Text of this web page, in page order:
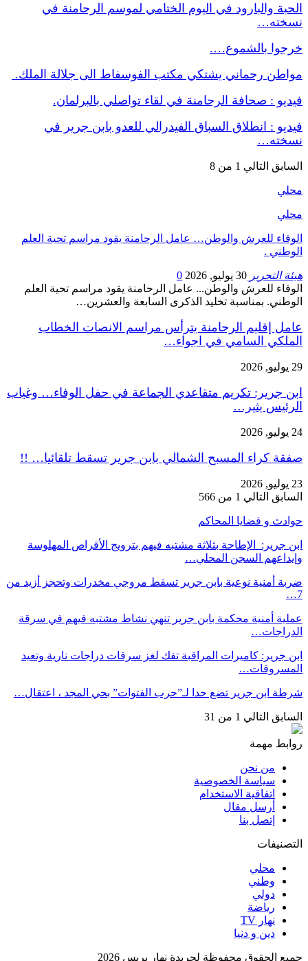
الحبة والبارود في اليوم الختامي لموسم الرحامنة في
نسخته…
خرجوا بالشموع….
مواطن رحماني يشتكي مكتب الفوسفاط الى جلالة الملك.
فيديو : صحافة الرحامنة في لقاء تواصلي بالبرلمان.
فيديو : انطلاق السباق الفيدرالي للعدو بابن جرير في
نسخته…
السابق التالي 1 من 8
محلي
محلي
الوفاء للعرش والوطن… عامل الرحامنة يقود مراسم تحية العلم
الوطني .
هيئة التحرير 30 يوليو, 2026
0
الوفاء للعرش والوطن... عامل الرحامنة يقود مراسم تحية العلم
الوطني. بمناسبة تخليد الذكرى السابعة والعشرين…
عامل إقليم الرحامنة يترأس مراسم الانصات الخطاب
الملكي السامي في اجواء…
29 يوليو, 2026
ابن جرير: تكريم متقاعدي الجماعة في حفل الوفاء… وغياب
الرئيس يثير…
24 يوليو, 2026
صفقة كراء المسبح الشمالي بابن جرير تسقط تلقائيا… !!
23 يوليو, 2026
السابق التالي 1 من 566
حوادث و قضايا المحاكم
ابن جرير: الإطاحة بثلاثة مشتبه فيهم بترويج الأقراص المهلوسة
وإيداعهم السجن المحلي…
ضربة أمنية نوعية بابن جرير تسقط مروجي مخدرات وتحجز أزيد من
7…
عملية أمنية محكمة بابن جرير تنهي نشاط مشتبه فيهم في سرقة
الدراجات…
ابن جرير: كاميرات المراقبة تفك لغز سرقات دراجات نارية وتعيد
المسروقات…
شرطة ابن جرير تضع حدا لـ”حرب الفتوات” بحي المجد ، اعتقال…
السابق التالي 1 من 31
روابط مهمة
من نحن
سياسة الخصوصية
اتفاقية الاستخدام
أرسل مقال
إتصل بنا
التصنيفات
محلي
وطني
دولي
رياضة
نهار TV
دين و دنيا
جميع الحقوق محفوظة لجريدة نهار بريس 2026